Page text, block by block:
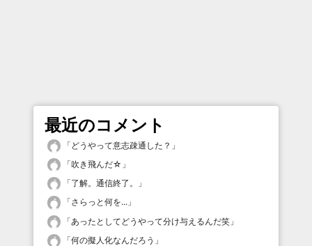
最近のコメント
「 どうやって意志疎通した？ 」
「吹き飛んだ☆ 」
「了解。通信終了。
」
「さらっと何を... 」
「あったとしてどうやって分け与えるんだ笑 」
「何の擬人化なんだろう 」